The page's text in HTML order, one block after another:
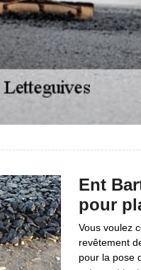
Ent
pour
Vous voulez
revêtement
pour la pose